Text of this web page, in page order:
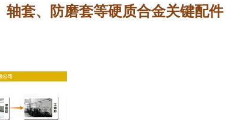
套、防磨套等硬质合金关键配件